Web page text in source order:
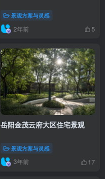
景观方案与灵感
2年前 5
岳阳金茂云府大区住宅景观
景观方案与灵感
3年前 17